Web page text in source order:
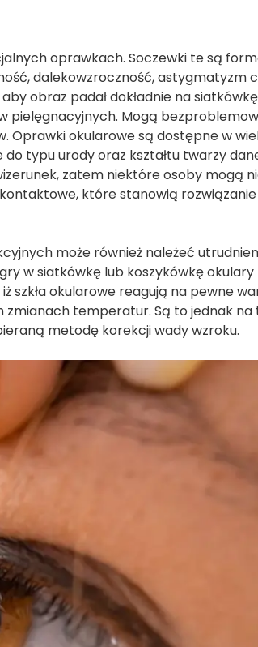
oprawkach. Soczewki te są
dalekowzroczność, astygmatyzm
obraz padał dokładnie na
pielęgnacyjnych. Mogą
Oprawki okularowe są dostępne w
typu urody oraz kształtu twarzy
zatem niektóre osoby mogą
które stanowią
może również należeć
w siatkówkę lub koszykówkę
szkła okularowe reagują na pewne
zmianach temperatur. Są to jednak na
metodę korekcji wady wzroku.